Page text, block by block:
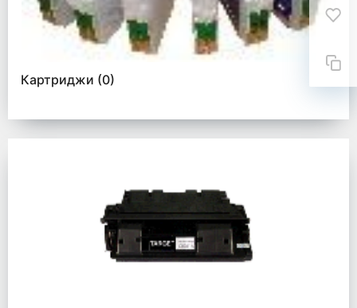
Картриджи (0)